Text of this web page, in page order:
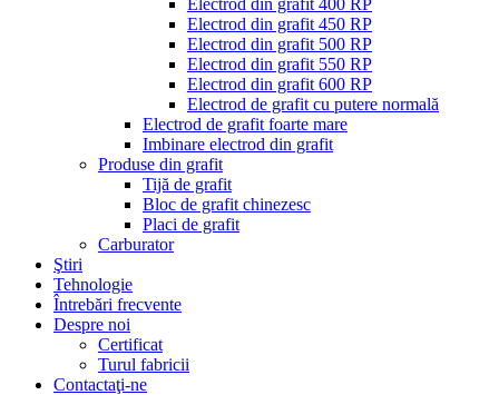
Electrod din grafit 450 RP
Electrod din grafit 500 RP
Electrod din grafit 550 RP
Electrod din grafit 600 RP
Electrod de grafit cu putere normală
Electrod de grafit foarte mare
Imbinare electrod din grafit
Produse din grafit
Tijă de grafit
Bloc de grafit chinezesc
Placi de grafit
Carburator
Ştiri
Tehnologie
Întrebări frecvente
Despre noi
Certificat
Turul fabricii
Contactaţi-ne